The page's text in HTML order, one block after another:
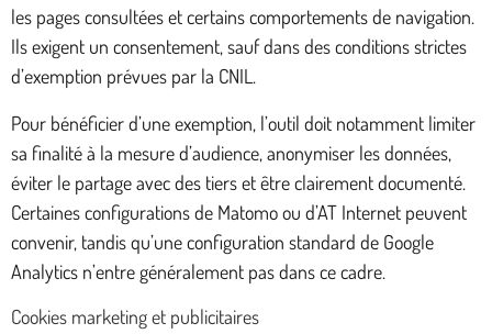
les pages consultées et certains comportements de navigation.
Ils exigent un consentement, sauf dans des conditions strictes
d’exemption prévues par la CNIL.
Pour bénéficier d’une exemption, l’outil doit notamment limiter
sa finalité à la mesure d’audience, anonymiser les données,
éviter le partage avec des tiers et être clairement documenté.
Certaines configurations de Matomo ou d’AT Internet peuvent
convenir, tandis qu’une configuration standard de Google
Analytics n’entre généralement pas dans ce cadre.
Cookies marketing et publicitaires